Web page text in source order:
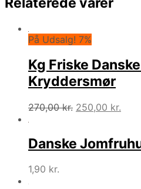
På Udsalg! 7%
Kg Friske
Kryddersmør
270,00kr. Den
var:
270,00 kr..
250,00 kr.
er:
Danske
1,90 kr.